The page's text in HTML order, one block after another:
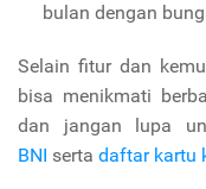
bulan dengan
Selain fitur dan
bisa menikmati
dan jangan lupa
BNI serta daftar kartu